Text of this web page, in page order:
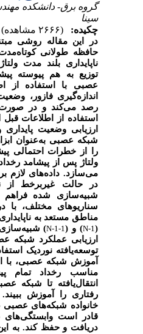
گروه برق- دانشکده
سینا
چکیده:
در این مقاله روشی
حافظه طولانی کوتاه‌مدت
ناپایداری بلند مدت
توزیع به ‌هم ‌پیوسته
عصبی با استفاده از
اندازه‌گیری فازور، وضعیت
رصد می‌کند و در صورت
استفاده از اطلاعات قبل
ارزیابی وضعیت پایداری
شبکه عصبی به‌عنوان
را از خطرات احتمالی
ولتاژ پس از پیشامد
می‌سازد. داده‌های لازم
در حالت غیربرخط از
شبیه‌سازی ‌شده فراهم
سناریوهای مختلف، با
مناطق مستعد به ناپایداری
N-1) و (N-1-1) شبیه‌سازی و
ارزیابی عملکرد شبکه
توسعه‌یافته نوردیک
آموزش شبکه عصبی، با
مناسب رخداد تمام
انتقال‌یافته تا شبکه
رفتاری را آموزش
خانواده شبکه‌های عصبی
قادر است وابستگی‌های
دریافت و حفظ کند. به این